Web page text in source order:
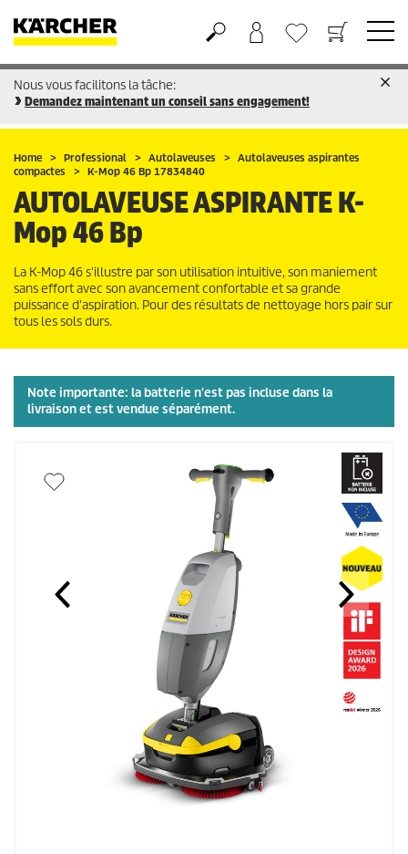
Panier
Liste d'envies
Nous vous facilitons la tâche:
Demandez maintenant un conseil sans engagement!
Home Professional Autolaveuses
Autolaveuses aspirantes
compactes
K-Mop 46 Bp 17834840
AUTOLAVEUSE ASPIRANTEK-
Mop 46 Bp
La K-Mop 46 s'illustre par son utilisation intuitive, son maniement
sans effort avec son avancement confortable et sa grande
puissance d'aspiration. Pour des résultats de nettoyage hors pair sur
tous les sols durs.
Note importante: la batterie n'est pas incluse dans la
livraison et est vendue séparément.